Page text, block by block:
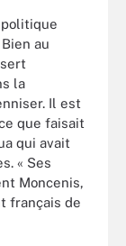
politique
au
la
Il est
que faisait
qui avait
« Ses
Moncenis,
français de